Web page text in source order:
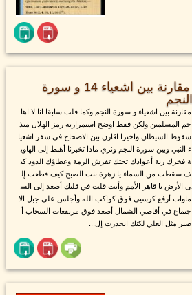
مقارنة بين اشعياء 14 و سورة
النجم
مقارنة بين اشعياء و سورة النجم وكما قلت سابقا انا لا اها
جم المسلمين ولكن فقط اوضح استمرارية رمز الهلال منذ
سقوط الشيطان واخيرا اقارن بين الاصحاح في سفر اشعيا
ء النبي وبين سورة النجم ونري ماذا تخبرنا أهبط إلى الهاوي
ة فخرك رنة أعوادك تحتك تفرش الرمة وغطاؤك الدود كي
ف سقطت من السماء يا زهرة بنت الصبح كيف قطعت إل
ى الأرض يا قاهر الأمم وأنت قلت في قلبك أصعد إلى الس
ماوات أرفع كرسيي فوق كواكب الله وأجلس على جبل الا
جتماع في أقاصي الشمال أصعد فوق مرتفعات السحاب أ
صير مثل العلي لكنك انحدرت إل...